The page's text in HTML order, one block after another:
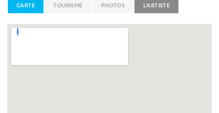
CARTE TOURISME PHOTOS L'ARTISTE